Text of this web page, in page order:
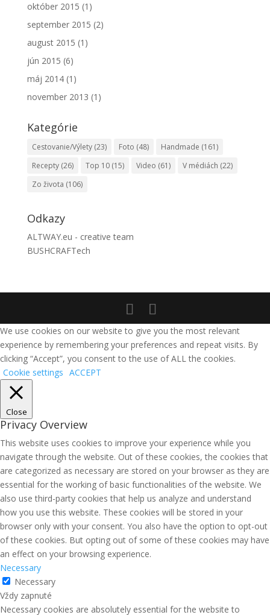
október 2015 (1)
september 2015 (2)
august 2015 (1)
jún 2015 (6)
máj 2014(1)
november 2013 (1)
Kategórie
Cestovanie/Výlety(23) Foto (48) Handmade (161)
Recepty(26) Top 10(15) Video (61) V médiách (22)
Zo života (106)
Odkazy
ALTWAY.eu - creative team
BUSHCRAFTech
We use cookies on our website to give you the most relevant
experience by remembering your preferences and repeat visits. By
clicking “Accept”, you consent to the use of ALL the cookies.
Cookie settings ACCEPT
Close
Privacy Overview
This website uses cookies to improve your experience while you
navigate through the website. Out of these cookies, the cookies that
are categorized as necessary are stored on your browser as they are
essential for the working of basic functionalities of the website. We
also use third-party cookies that help us analyze and understand
how you use this website. These cookies will be stored in your
browser only with your consent. You also have the option to opt-out
of these cookies. But opting out of some of these cookies may have
an effect on your browsing experience.
Necessary
Necessary
Vždy zapnuté
Necessary cookies are absolutely essential for the website to